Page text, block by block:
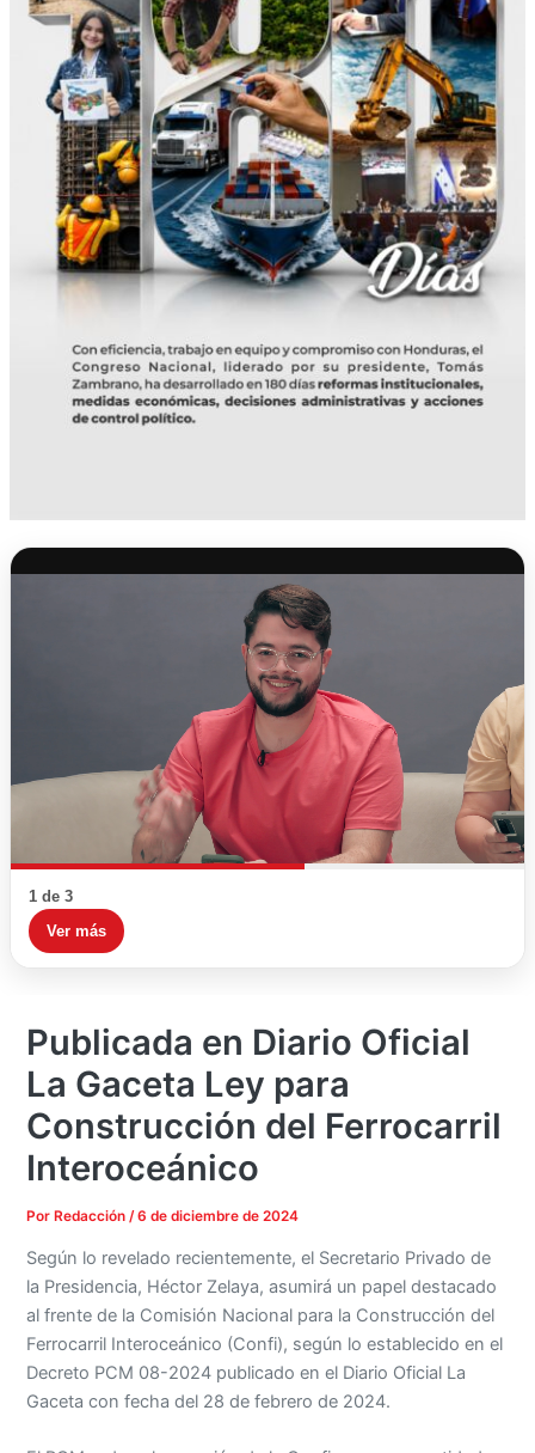
1 de 3
Ver más
Publicada en Diario Oficial
La Gaceta Ley para
Construcción del Ferrocarril
Interoceánico
PorRedacción /6 de diciembre de 2024
Según lo revelado recientemente, el Secretario Privado de
la Presidencia, Héctor Zelaya, asumirá un papel destacado
al frente de la Comisión Nacional para la Construcción del
Ferrocarril Interoceánico (Confi), según lo establecido en el
Decreto PCM 08-2024 publicado en el Diario Oficial La
Gaceta con fecha del 28 de febrero de 2024.